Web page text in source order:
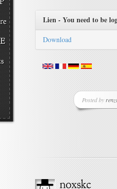
Lien - You need to be
Download
Posted by